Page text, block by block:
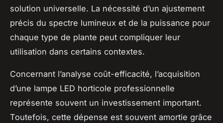
solution universelle. La nécessité d’un ajustement
précis du spectre lumineux et de la puissance pour
chaque type de plante peut compliquer leur
utilisation dans certains contextes.
Concernant l’analyse coût-efficacité, l’acquisition
d’une lampe LED horticole professionnelle
représente souvent un investissement important.
Toutefois, cette dépense est souvent amortie grâce